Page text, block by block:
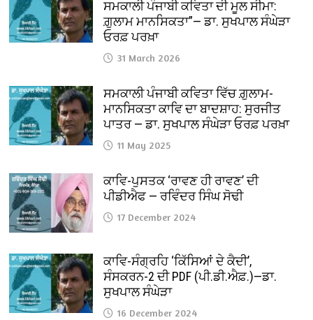
ਸਮਕਾਲੀ ਪੰਜਾਬੀ ਕਵਿਤਾ ਦੀ ਮੂਲ ਸੀਮਾ:
ਗ਼ੁਲਾਮ ਮਾਨਸਿਕਤਾ”— ਡਾ. ਸੁਖਪਾਲ ਸੰਘੇੜਾ
ਓਰਫ਼ ਪਰਖ਼ਾ
31 March 2026
ਸਮਕਾਲੀ ਪੰਜਾਬੀ ਕਵਿਤਾ ਵਿੱਚ ਗ਼ੁਲਾਮ-
ਮਾਨਸਿਕਤਾ ਕਾਵਿ ਦਾ ਬਾਦਸ਼ਾਹ: ਸੁਰਜੀਤ
ਪਾਤਰ — ਡਾ. ਸੁਖਪਾਲ ਸੰਘੇੜਾ ਓਰਫ਼ ਪਰਖ਼ਾ
11 May 2025
ਕਾਵਿ-ਪੁਸਤਕ ‘ਰਾਵਣ ਹੀ ਰਾਵਣ’ ਦੀ
ਪੀਡੀਐਫ — ਰਵਿੰਦਰ ਸਿੰਘ ਸੋਢੀ
17 December 2024
ਕਾਵਿ-ਸੰਗ੍ਰਹਿ ‘ਕਿੱਸਿਆਂ ਦੇ ਕੈਦੀ’,
ਸੰਸਕਰਨ-2 ਦੀ PDF (ਪੀ.ਡੀ.ਐਫ਼.)—ਡਾ.
ਸੁਖਪਾਲ ਸੰਘੇੜਾ
16 December 2024